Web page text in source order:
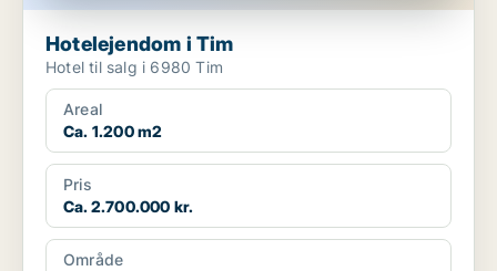
Hotelejendom i Tim
Hotel til salg i 6980 Tim
Areal
Ca. 1.200 m2
Pris
Ca. 2.700.000 kr.
Område